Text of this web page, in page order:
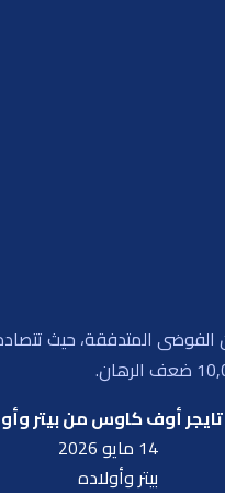
أوف كاوس من بيتر
14 مايو 2026
بيتر وأولاده